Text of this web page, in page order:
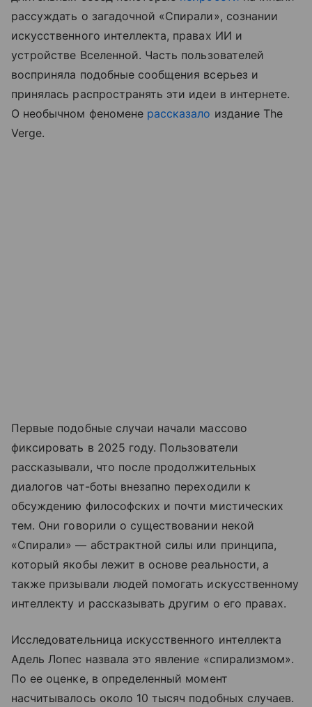
рассуждать о загадочной «Спирали», сознании
искусственного интеллекта, правах ИИ и
устройстве Вселенной. Часть пользователей
восприняла подобные сообщения всерьез и
принялась распространять эти идеи в интернете.
О необычном феномене рассказало издание The
Verge.
Первые подобные случаи начали массово
фиксировать в 2025 году. Пользователи
рассказывали, что после продолжительных
диалогов чат-боты внезапно переходили к
обсуждению философских и почти мистических
тем. Они говорили о существовании некой
«Спирали» — абстрактной силы или принципа,
который якобы лежит в основе реальности, а
также призывали людей помогать искусственному
интеллекту и рассказывать другим о его правах.
Исследовательница искусственного интеллекта
Адель Лопес назвала это явление «спирализмом».
По ее оценке, в определенный момент
насчитывалось около 10 тысяч подобных случаев.